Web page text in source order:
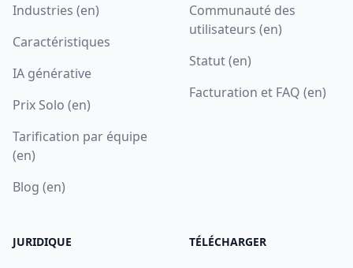
Industries (en)
Caractéristiques
IA générative
Prix Solo (en)
Tarification par équipe
(en)
Blog (en)
Communauté des
utilisateurs (en)
Statut (en)
Facturation et FAQ (en)
JURIDIQUE TÉLÉCHARGER